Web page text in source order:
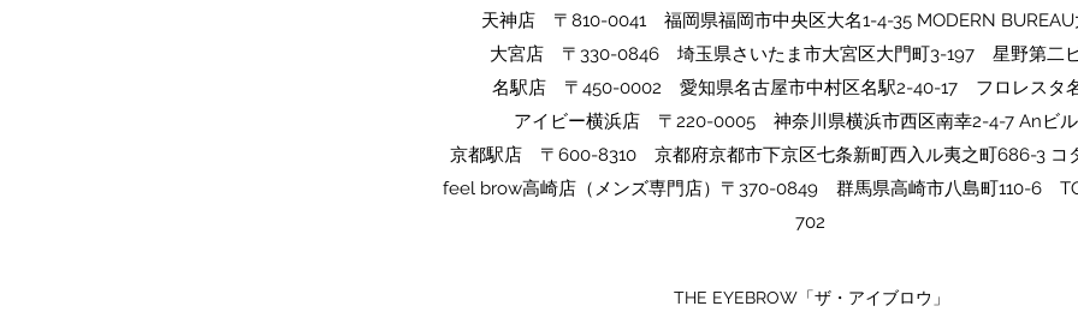
天神店 〒810-0041 福岡県福岡市中央区大名1-4-35 MODERN BUREAU
大宮店 〒330-0846 埼玉県さいたま市大宮区大門町3-197 星野第二
名駅店 〒450-0002 愛知県名古屋市中村区名駅2-40-17 フロレスタ
アイビー横浜店 〒220-0005 神奈川県横浜市西区南幸2-4-7 Anビ
京都駅店 〒600-8310 京都府京都市下京区七条新町西入ル夷之町686-3 コ
feel brow高崎店（メンズ専門店）〒370-0849 群馬県高崎市八島町110-6
702
THE EYEBROW「ザ・アイブロウ」​​